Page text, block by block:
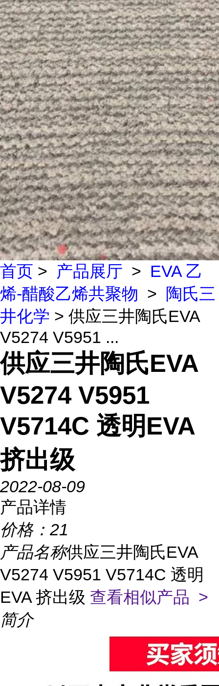
首页 > 产品展厅 > EVA 乙
烯-醋酸乙烯共聚物 >
陶氏三
井化学 > 供应三井陶氏EVA
V5274 V5951 ...
供应三井陶氏EVA
V5274 V5951
V5714C 透明EVA
挤出级
2022-08-09
产品详情
价格： 21
产品名称供应三井陶氏EVA
V5274 V5951 V5714C 透明
EVA 挤出级 查看相似产品 >
简介